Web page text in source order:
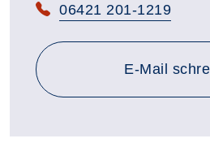
Telefon:
06421 201-1219
E-Mail